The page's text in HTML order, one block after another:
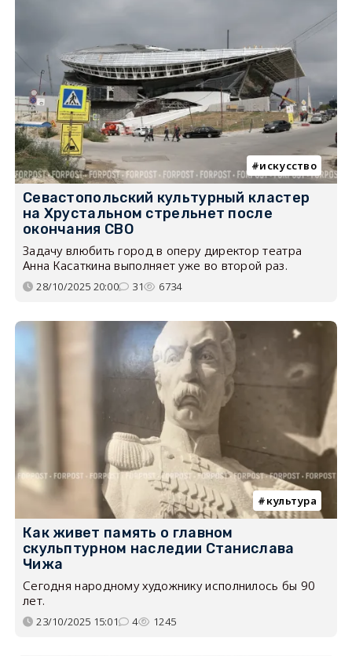
искусство
Севастопольский культурный кластер
на Хрустальном стрельнет после
окончания СВО
Задачу влюбить город в оперу директор театра
Анна Касаткина выполняет уже во второй раз.
28/10/2025 20:00 31 6734
культура
Как живет память о главном
скульптурном наследии Станислава
Чижа
Сегодня народному художнику исполнилось бы 90
лет.
23/10/2025 15:01 4 1245